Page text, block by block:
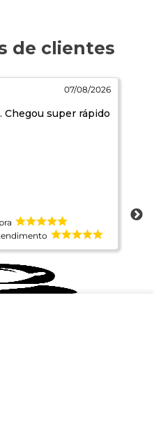
07/08/2026
super rápido